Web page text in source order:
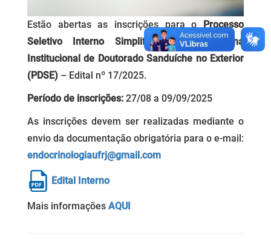
Estão abertas as inscrições para oProcesso
Seletivo Interno SimplificadodoPrograma
Institucional de Doutorado Sanduíche no Exterior
(PDSE) – Edital nº 17/2025.
Período de inscrições: 27/08 a 09/09/2025
As inscrições devem ser realizadas mediante o
envio da documentação obrigatória para o e-mail:
endocrinologiaufrj@gmail.com
Edital Interno
Mais informações AQUI